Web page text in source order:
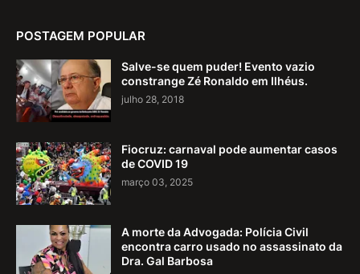
POSTAGEM POPULAR
Salve-se quem puder! Evento vazio
constrange Zé Ronaldo em Ilhéus.
julho 28, 2018
Fiocruz: carnaval pode aumentar casos
de COVID 19
março 03, 2025
A morte da Advogada: Polícia Civil
encontra carro usado no assassinato da
Dra. Gal Barbosa